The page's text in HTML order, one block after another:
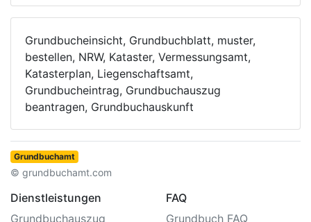
Grundbucheinsicht, Grundbuchblatt, muster,
bestellen, NRW, Kataster, Vermessungsamt,
Katasterplan, Liegenschaftsamt,
Grundbucheintrag, Grundbuchauszug
beantragen, Grundbuchauskunft
Grundbuchamt
© grundbuchamt.com
Dienstleistungen
Grundbuchauszug
FAQ
Grundbuch FAQ